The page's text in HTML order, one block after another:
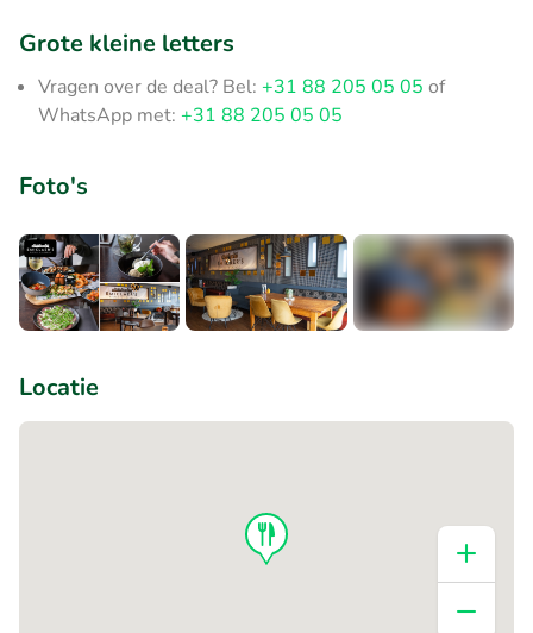
Grote kleine letters
Vragen over de deal? Bel: +31 88 205 05 05 of
WhatsApp met: +31 88 205 05 05
Foto's
Locatie